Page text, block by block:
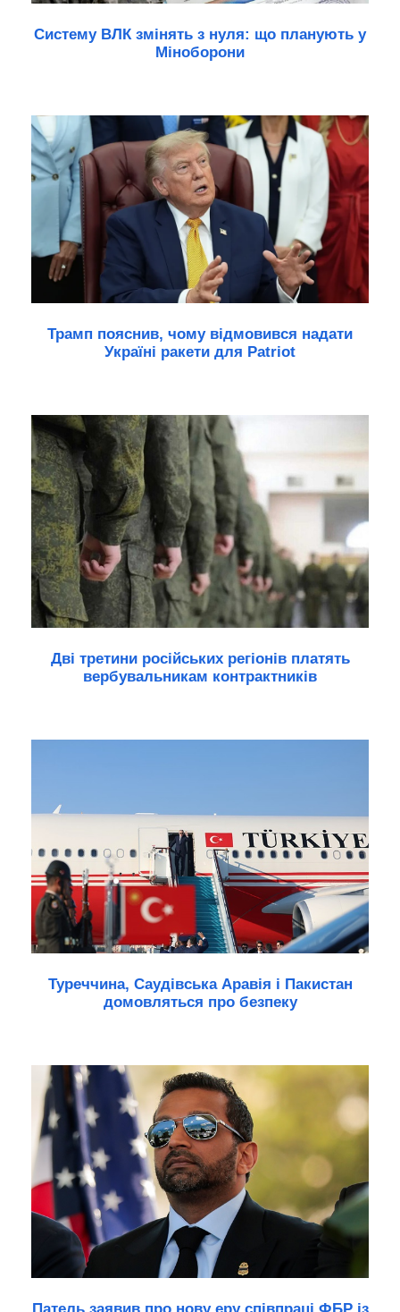
Систему ВЛК змінять з нуля: що планують у
Міноборони
Трамп пояснив, чому відмовився надати
Україні ракети для Patriot
Дві третини російських регіонів платять
вербувальникам контрактників
Туреччина, Саудівська Аравія і Пакистан
домовляться про безпеку